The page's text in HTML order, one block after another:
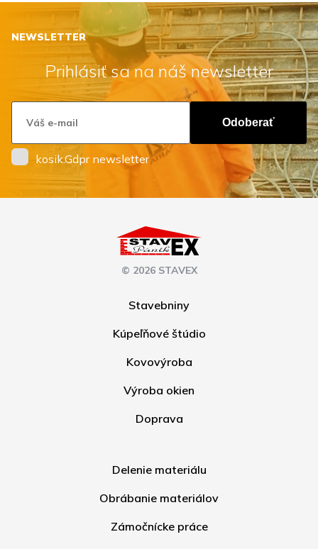
NEWSLETTER
Prihlásiť sa na náš newsletter
Odoberať
kosik.Gdpr newsletter
© 2026 STAVEX
Stavebniny
Kúpeľňové štúdio
Kovovýroba
Výroba okien
Doprava
Delenie materiálu
Obrábanie materiálov
Zámočnícke práce